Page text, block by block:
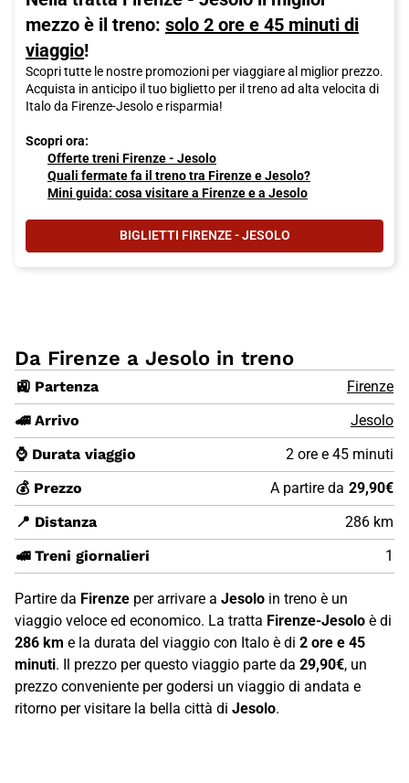
mezzo è il treno: solo 2 ore e 45 minuti di
viaggio!
Scopri tutte le nostre promozioni per viaggiare al miglior prezzo.
Acquista in anticipo il tuo biglietto per il treno ad alta velocita di
Italo da Firenze-Jesolo e risparmia!
Scopri ora:
Offerte treni Firenze - Jesolo
Quali fermate fa il treno tra Firenze e Jesolo?
Mini guida: cosa visitare a Firenze e a Jesolo
BIGLIETTI FIRENZE - JESOLO
Da Firenze a Jesolo in treno
🚉 Partenza
Firenze
🚄 Arrivo
Jesolo
⌚ Durata viaggio
2 ore e 45 minuti
💰 Prezzo
A partire da 29,90€
📍 Distanza
286 km
🚅 Treni giornalieri
1
Partire da Firenze per arrivare a Jesolo in treno è un
viaggio veloce ed economico. La tratta Firenze-Jesolo è di
286 km e la durata del viaggio con Italo è di 2 ore e 45
minuti. Il prezzo per questo viaggio parte da 29,90€, un
prezzo conveniente per godersi un viaggio di andata e
ritorno per visitare la bella città di Jesolo.